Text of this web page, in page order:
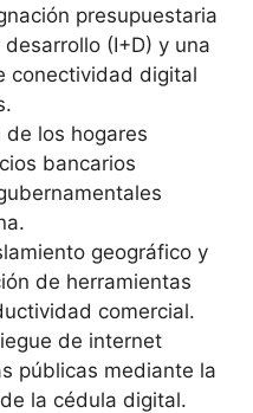
presupuestaria
(I+D) y una
conectividad digital
de los hogares
bancarios
geográfico y
de herramientas
comercial.
de internet
públicas mediante la
la cédula digital.